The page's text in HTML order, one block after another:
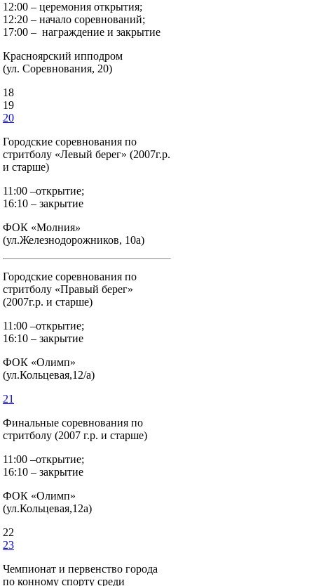
12:00 – церемония открытия;
12:20 – начало соревнований;
17:00 – награждение и закрытие
Красноярский ипподром
(ул. Соревнования, 20)
18
19
20
Городские соревнования по
стритболу «Левый берег» (2007г.р.
и старше)
11:00 –открытие;
16:10 – закрытие
ФОК «Молния»
(ул.Железнодорожников, 10а)
Городские соревнования по
стритболу «Правый берег»
(2007г.р. и старше)
11:00 –открытие;
16:10 – закрытие
ФОК «Олимп»
(ул.Кольцевая,12/а)
21
Финальные соревнования по
стритболу (2007 г.р. и старше)
11:00 –открытие;
16:10 – закрытие
ФОК «Олимп»
(ул.Кольцевая,12а)
22
23
Чемпионат и первенство города
по конному спорту среди